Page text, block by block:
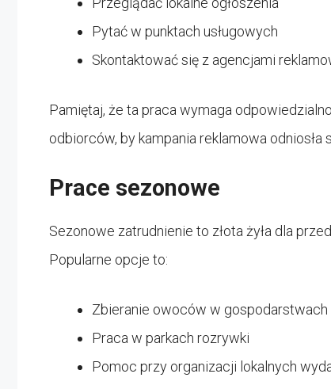
Pytać w punktach usługowych
Skontaktować się z agencjami
Pamiętaj, że ta praca wymaga
odbiorców, by kampania reklamowa odniosła
Prace sezonowe
Sezonowe zatrudnienie to złota żyła dla
Popularne opcje to:
Zbieranie owoców w gospodarstwach
Praca w parkach rozrywki
Pomoc przy organizacji lokalnych